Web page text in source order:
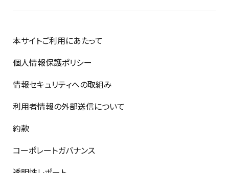
本サイトご利用にあたって
個人情報保護ポリシー
情報セキュリティへの取組み
利用者情報の外部送信について
約款
コーポレートガバナンス